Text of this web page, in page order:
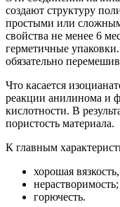
создают структуру
простыми или
свойства не менее 6
герметичные
обязательно
Что касается
реакции анилинома и
кислотности. В
пористость материала.
К главным
хорошая
нерастворимость;
горючесть.